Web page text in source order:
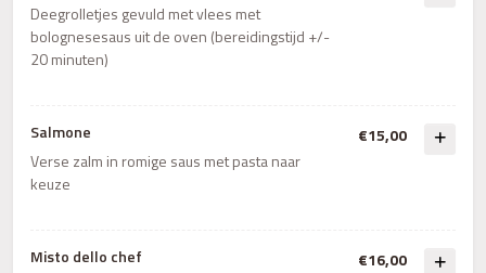
Deegrolletjes gevuld met vlees met
bolognesesaus uit de oven (bereidingstijd +/-
20 minuten)
Salmone
Verse zalm in romige saus met pasta naar
keuze
€15,00
Misto dello chef
€16,00